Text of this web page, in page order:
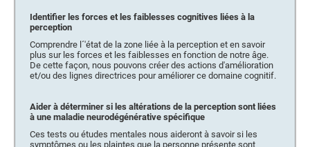
Identifier les forces et les faiblesses cognitives liées à la
perception
Comprendre l´'état de la zone liée à la perception et en savoir
plus sur les forces et les faiblesses en fonction de notre âge.
De cette façon, nous pouvons créer des actions d'amélioration
et/ou des lignes directrices pour améliorer ce domaine cognitif.
Aider à déterminer si les altérations de la perception sont liées
à une maladie neurodégénérative spécifique
Ces tests ou études mentales nous aideront à savoir si les
symptômes ou les plaintes que la personne présente sont